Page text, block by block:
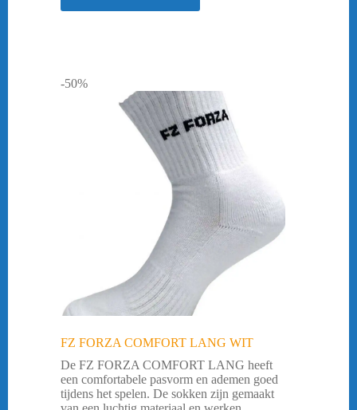
-50%
FZ FORZA COMFORT LANG WIT
De FZ FORZA COMFORT LANG heeft
een comfortabele pasvorm en ademen goed
tijdens het spelen. De sokken zijn gemaakt